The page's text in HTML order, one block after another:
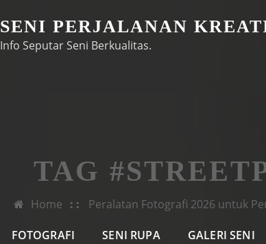
SENI PERJALANAN
Info Seputar Seni Berkualitas.
FOTOGRAFI SENI RUPA GALERI SENI
TAG
Home Peralatan Fotografi 2026 untuk